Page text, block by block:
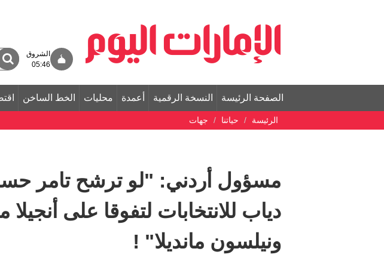
الشروق
05:46
الصفحة الرئيسة النسخة الرقمية أعمدة محليات الخط الساخن
الرئيسة حياتنا جهات
مسؤول أردني: "لو ترشح تامر
دياب للانتخابات لتفوقا على أنجيلا
ونيلسون مانديلا" !